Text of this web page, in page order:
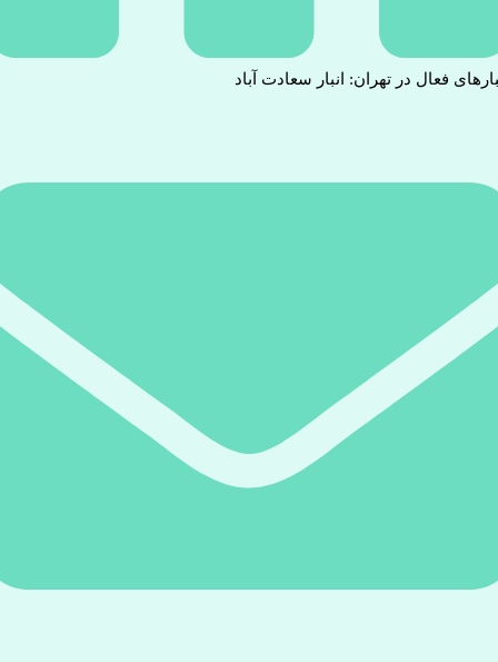
فعال در تهران: انبار سعادت آباد